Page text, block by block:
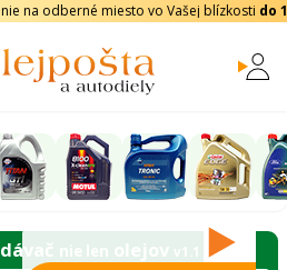
na odberné miesto vo Vašej blízkosti do